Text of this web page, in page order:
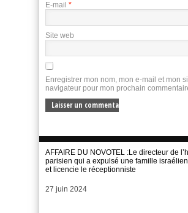
E-mail *
Site web
Enregistrer mon nom, mon e-mail et mon
navigateur pour mon prochain
AFFAIRE DU NOVOTEL :Le directeur de
parisien qui a expulsé une famille
et licencie le réceptionniste
Date
27 juin 2024